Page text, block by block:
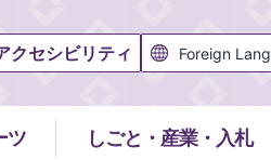
クセシビリティ
ツ しごと・産業・入札